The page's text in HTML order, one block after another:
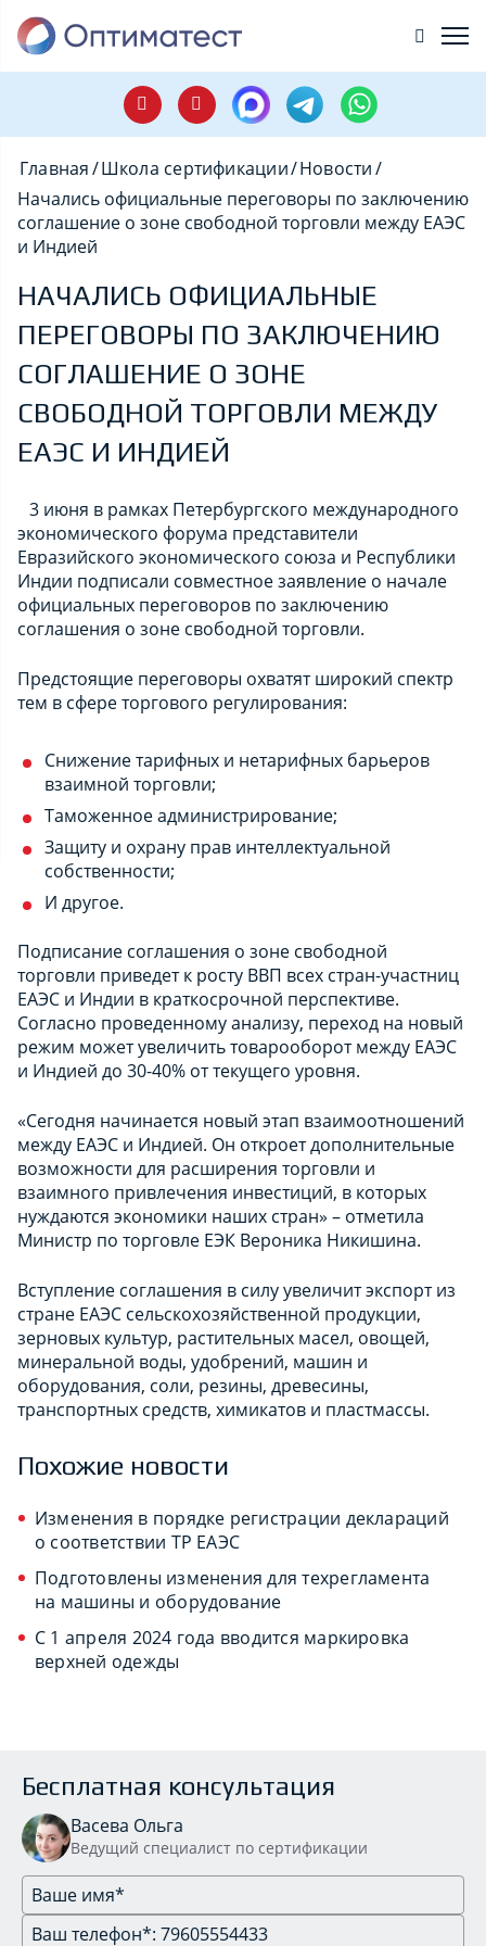
Главная/Школа сертификации/Новости/
Начались официальные переговоры по заключению
соглашение о зоне свободной торговли между ЕАЭС
и Индией
НАЧАЛИСЬ ОФИЦИАЛЬНЫЕ
ПЕРЕГОВОРЫ ПО ЗАКЛЮЧЕНИЮ
СОГЛАШЕНИЕ О ЗОНЕ
СВОБОДНОЙ ТОРГОВЛИ МЕЖДУ
ЕАЭС И ИНДИЕЙ
3 июня в рамках Петербургского международного
экономического форума представители
Евразийского экономического союза и Республики
Индии подписали совместное заявление о начале
официальных переговоров по заключению
соглашения о зоне свободной торговли.
Предстоящие переговоры охватят широкий спектр
тем в сфере торгового регулирования:
Снижение тарифных и нетарифных барьеров
взаимной торговли;
Таможенное администрирование;
Защиту и охрану прав интеллектуальной
собственности;
И другое.
Подписание соглашения о зоне свободной
торговли приведет к росту ВВП всех стран-участниц
ЕАЭС и Индии в краткосрочной перспективе.
Согласно проведенному анализу, переход на новый
режим может увеличить товарооборот между ЕАЭС
и Индией до 30-40% от текущего уровня.
«Сегодня начинается новый этап взаимоотношений
между ЕАЭС и Индией. Он откроет дополнительные
возможности для расширения торговли и
взаимного привлечения инвестиций, в которых
нуждаются экономики наших стран» – отметила
Министр по торговле ЕЭК Вероника Никишина.
Вступление соглашения в силу увеличит экспорт из
стране ЕАЭС сельскохозяйственной продукции,
зерновых культур, растительных масел, овощей,
минеральной воды, удобрений, машин и
оборудования, соли, резины, древесины,
транспортных средств, химикатов и пластмассы.
Похожие новости
Изменения в порядке регистрации деклараций
о соответствии ТР ЕАЭС
Подготовлены изменения для техрегламента
на машины и оборудование
С 1 апреля 2024 года вводится маркировка
верхней одежды
Бесплатная консультация
Васева Ольга
Ведущий специалист по сертификации